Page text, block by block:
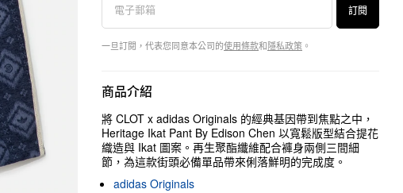
訂閱
一旦訂閱，代表您同意本公司的使用條款和隱私政策 。
商品介紹
將 CLOT x adidas Originals 的經典基因帶到焦點之中，
Heritage Ikat Pant By Edison Chen 以寬鬆版型結合提花
織造與 Ikat 圖案。再生聚酯纖維配合褲身兩側三間細
節，為這款街頭必備單品帶來俐落鮮明的完成度。
adidas Originals